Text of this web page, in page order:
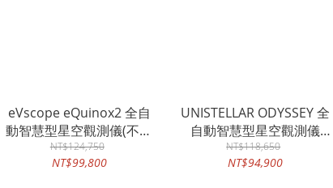
eVscope eQuinox2 全自
動智慧型星空觀測儀(不含
攜帶包)
NT$124,750
NT$99,800
UNISTELLAR ODYSSEY 全
自動智慧型星空觀測儀
《預訂款 無現貨》
NT$118,650
NT$94,900